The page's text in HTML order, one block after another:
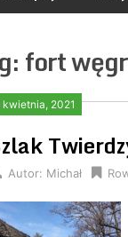
fort
kwietnia, 2021
Autor: Michał